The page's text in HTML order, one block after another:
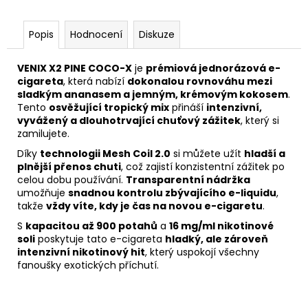
Popis Hodnocení Diskuze
VENIX X2 PINE COCO-X je prémiová jednorázová e-
cigareta, která nabízí dokonalou rovnováhu mezi
sladkým ananasem a jemným, krémovým kokosem.
Tento osvěžující tropický mix přináší intenzivní,
vyvážený a dlouhotrvající chuťový zážitek, který si
zamilujete.
Díky technologii Mesh Coil 2.0 si můžete užít hladší a
plnější přenos chuti, což zajistí konzistentní zážitek po
celou dobu používání. Transparentní nádržka
umožňuje snadnou kontrolu zbývajícího e-liquidu,
takže vždy víte, kdy je čas na novou e-cigaretu.
S kapacitou až 900 potahů a 16 mg/ml nikotinové
soli poskytuje tato e-cigareta hladký, ale zároveň
intenzivní nikotinový hit, který uspokojí všechny
fanoušky exotických příchutí.